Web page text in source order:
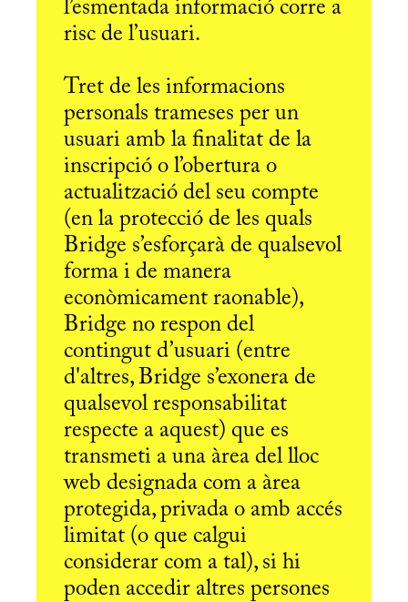
l’esmentada informació corre a
risc de l’usuari.
Tret de les informacions
personals trameses per un
usuari amb la finalitat de la
inscripció o l’obertura o
actualització del seu compte
(en la protecció de les quals
Bridge s’esforçarà de qualsevol
forma i de manera
econòmicament raonable),
Bridge no respon del
contingut d’usuari (entre
d'altres, Bridge s’exonera de
qualsevol responsabilitat
respecte a aquest) que es
transmeti a una àrea del lloc
web designada com a àrea
protegida, privada o amb accés
limitat (o que calgui
considerar com a tal), si hi
poden accedir altres persones